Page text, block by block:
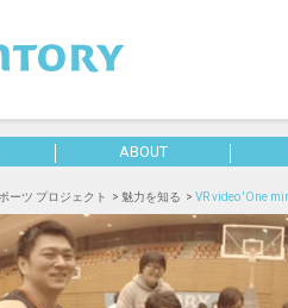
ABOUT
ーツ プロジェクト 魅力を知る VR video 'One